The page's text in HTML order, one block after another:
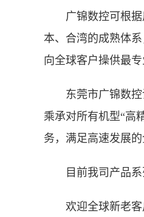
广锦数控可根
本、合湾的成熟体
向全球客户操供最
东莞市广锦数
乘承对所有机型“高
务，满足高速发展的
目前我司产品
欢迎全球新老